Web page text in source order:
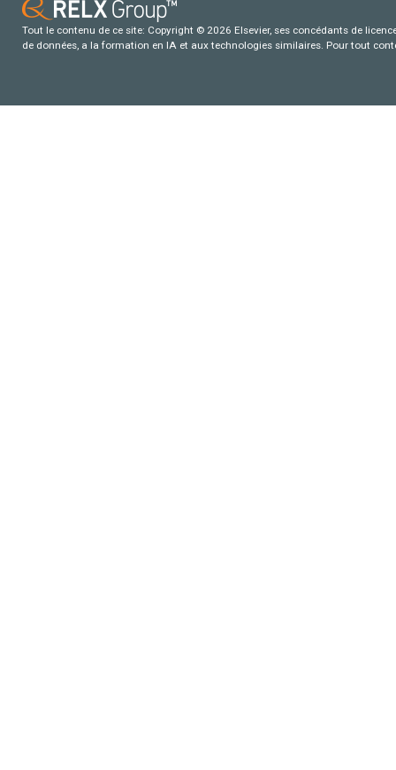
Tout le contenu de ce site: Copyright © 2026 Elsevier, ses concédants de
de données, a la formation en IA et aux technologies similaires. Pour tout